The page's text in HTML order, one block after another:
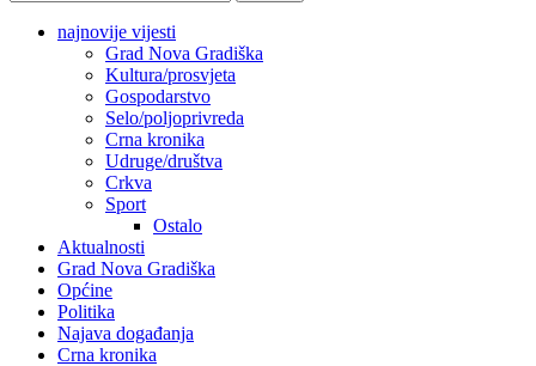
najnovije vijesti
Grad Nova Gradiška
Kultura/prosvjeta
Gospodarstvo
Selo/poljoprivreda
Crna kronika
Udruge/društva
Crkva
Sport
Ostalo
Aktualnosti
Grad Nova Gradiška
Općine
Politika
Najava događanja
Crna kronika